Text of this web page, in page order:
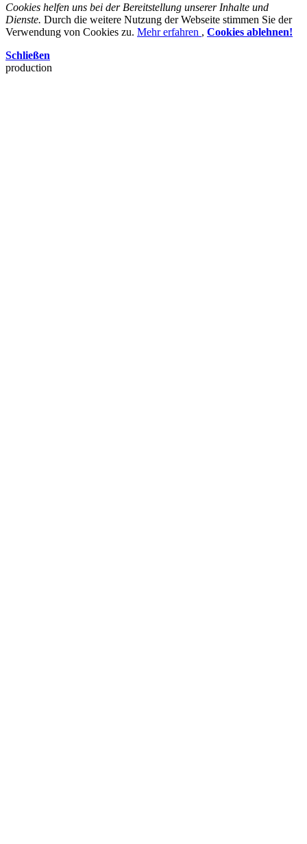
Cookies helfen uns bei der Bereitstellung unserer Inhalte und
Dienste. Durch die weitere Nutzung der Webseite stimmen Sie der
Verwendung von Cookies zu. Mehr erfahren , Cookies ablehnen!
Schließen
production